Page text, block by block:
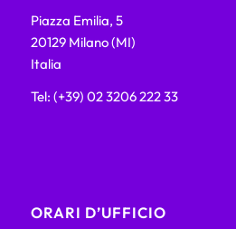
Piazza Emilia, 5
20129 Milano (MI)
Italia
Tel: (+39) 02 3206 222 33
ORARI D’UFFICIO